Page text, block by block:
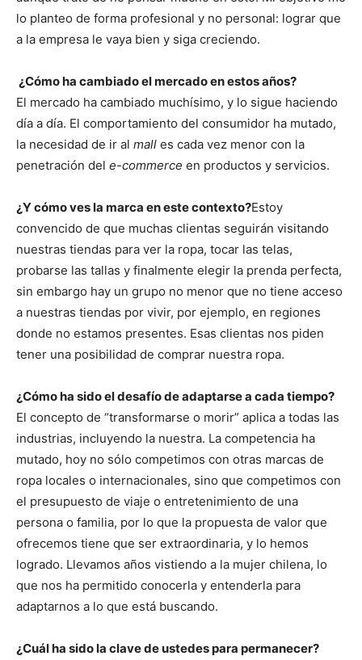
lo planteo de forma profesional y no personal: lograr que
a la empresa le vaya bien y siga creciendo.
¿Cómo ha cambiado el mercado en estos años?
El mercado ha cambiado muchísimo, y lo sigue haciendo
día a día. El comportamiento del consumidor ha mutado,
la necesidad de ir al mall es cada vez menor con la
penetración del e-commerce en productos y servicios.
¿Y cómo ves la marca en este contexto?Estoy
convencido de que muchas clientas seguirán visitando
nuestras tiendas para ver la ropa, tocar las telas,
probarse las tallas y finalmente elegir la prenda perfecta,
sin embargo hay un grupo no menor que no tiene acceso
a nuestras tiendas por vivir, por ejemplo, en regiones
donde no estamos presentes. Esas clientas nos piden
tener una posibilidad de comprar nuestra ropa.
¿Cómo ha sido el desafío de adaptarse a cada tiempo?
El concepto de “transformarse o morir” aplica a todas las
industrias, incluyendo la nuestra. La competencia ha
mutado, hoy no sólo competimos con otras marcas de
ropa locales o internacionales, sino que competimos con
el presupuesto de viaje o entretenimiento de una
persona o familia, por lo que la propuesta de valor que
ofrecemos tiene que ser extraordinaria, y lo hemos
logrado. Llevamos años vistiendo a la mujer chilena, lo
que nos ha permitido conocerla y entenderla para
adaptarnos a lo que está buscando.
¿Cuál ha sido la clave de ustedes para permanecer?